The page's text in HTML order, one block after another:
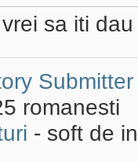
sa iti
Submitter
romanesti
- soft de